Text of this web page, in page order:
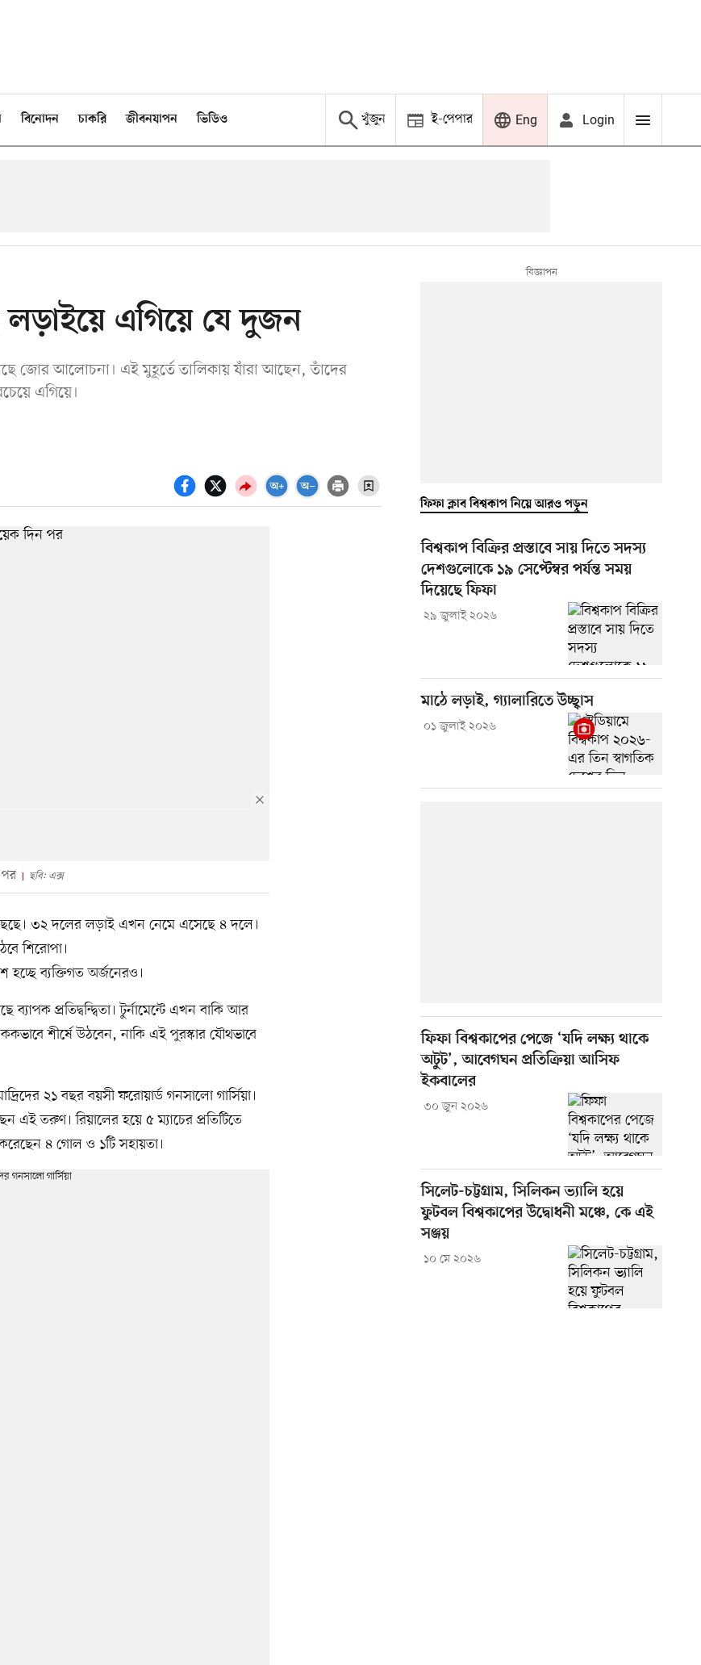
বিনোদন চাকরি জীবনযাপন ভিডিও খুঁজুন ই-পেপার Eng Login
লড়াইয়ে এগিয়ে যে দুজন
জোর আলোচনা। এই মুহূর্তে তালিকায় যাঁরা আছেন, তাঁদের
এগিয়ে।
পর ছবি: এক্স
৩২ দলের লড়াই এখন নেমে এসেছে ৪ দলে।
শিরোপা।
হচ্ছে ব্যক্তিগত অর্জনেরও।
প্রতিদ্বন্দ্বিতা। টুর্নামেন্টে এখন বাকি আর
শীর্ষে উঠবেন, নাকি এই পুরস্কার যৌথভাবে
২১ বছর বয়সী ফরোয়ার্ড গনসালো গার্সিয়া।
এই তরুণ। রিয়ালের হয়ে ৫ ম্যাচের প্রতিটিতে
৪ গোল ও ১টি সহায়তা।
ফিফা ক্লাব বিশ্বকাপ নিয়ে আরও পড়ুন
বিশ্বকাপ বিক্রির প্রস্তাবে সায় দিতে সদস্য
দেশগুলোকে ১৯ সেপ্টেম্বর পর্যন্ত সময়
দিয়েছে ফিফা
২৯ জুলাই ২০২৬
মাঠে লড়াই, গ্যালারিতে উচ্ছ্বাস
০১ জুলাই ২০২৬
ফিফা বিশ্বকাপের পেজে ‘যদি লক্ষ্য থাকে
অটুট’, আবেগঘন প্রতিক্রিয়া আসিফ
ইকবালের
৩০ জুন ২০২৬
সিলেট-চট্টগ্রাম, সিলিকন ভ্যালি হয়ে
ফুটবল বিশ্বকাপের উদ্বোধনী মঞ্চে, কে এই
সঞ্জয়
১০ মে ২০২৬